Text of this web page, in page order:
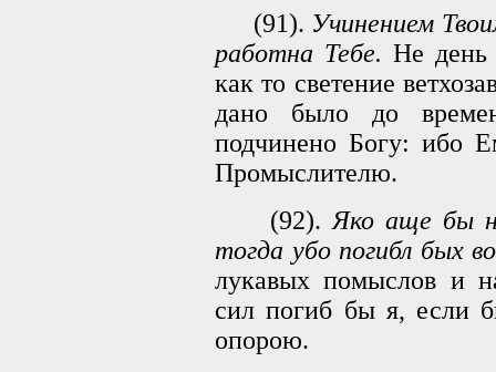
(91). Учинением
работна Тебе. Не
как то светение
дано было до
подчинено Богу: ибо
Промыслителю.
(92). Яко аще бы
тогда убо погибл бых
лукавых помыслов и
сил погиб бы я, если
опорою.